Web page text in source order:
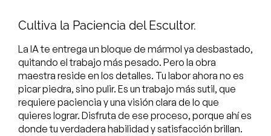
Cultiva la Paciencia del Escultor.
La IA te entrega un bloque de mármol ya desbastado,
quitando el trabajo más pesado. Pero la obra
maestra reside en los detalles. Tu labor ahora no es
picar piedra, sino pulir. Es un trabajo más sutil, que
requiere paciencia y una visión clara de lo que
quieres lograr. Disfruta de ese proceso, porque ahí es
donde tu verdadera habilidad y satisfacción brillan.